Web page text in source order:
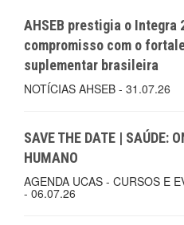
AHSEB prestigia o Integra
compromisso com o
suplementar brasileira
NOTÍCIAS AHSEB - 31.07.26
SAVE THE DATE | SAÚDE:
HUMANO
AGENDA UCAS - CURSOS E
- 06.07.26